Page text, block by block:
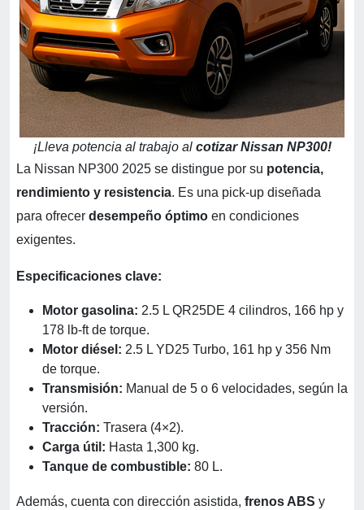
¡Lleva potencia al trabajo al cotizar Nissan NP300!
La Nissan NP300 2025 se distingue por su potencia,
rendimiento y resistencia. Es una pick-up diseñada
para ofrecer desempeño óptimo en condiciones
exigentes.
Especificaciones clave:
Motor gasolina: 2.5 L QR25DE 4 cilindros, 166 hp y
178 lb-ft de torque.
Motor diésel: 2.5 L YD25 Turbo, 161 hp y 356 Nm
de torque.
Transmisión: Manual de 5 o 6 velocidades, según la
versión.
Tracción: Trasera (4×2).
Carga útil: Hasta 1,300 kg.
Tanque de combustible: 80 L.
Además, cuenta con dirección asistida, frenos ABS y